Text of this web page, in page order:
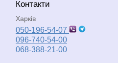
Контакти
Харків
050-196-54-07
096-740-54-00
068-388-21-00